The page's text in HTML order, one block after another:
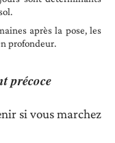
après la pose, les
profondeur.
précoce
si vous marchez